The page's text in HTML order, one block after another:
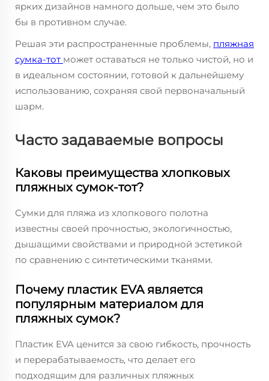
ярких дизайнов намного дольше, чем это было
бы в противном случае.
Решая эти распространенные проблемы, пляжная
сумка-тот может оставаться не только чистой, но и
в идеальном состоянии, готовой к дальнейшему
использованию, сохраняя свой первоначальный
шарм.
Часто задаваемые вопросы
Каковы преимущества хлопковых
пляжных сумок-тот?
Сумки для пляжа из хлопкового полотна
известны своей прочностью, экологичностью,
дышащими свойствами и природной эстетикой
по сравнению с синтетическими тканями.
Почему пластик EVA является
популярным материалом для
пляжных сумок?
Пластик EVA ценится за свою гибкость, прочность
и перерабатываемость, что делает его
подходящим для различных пляжных